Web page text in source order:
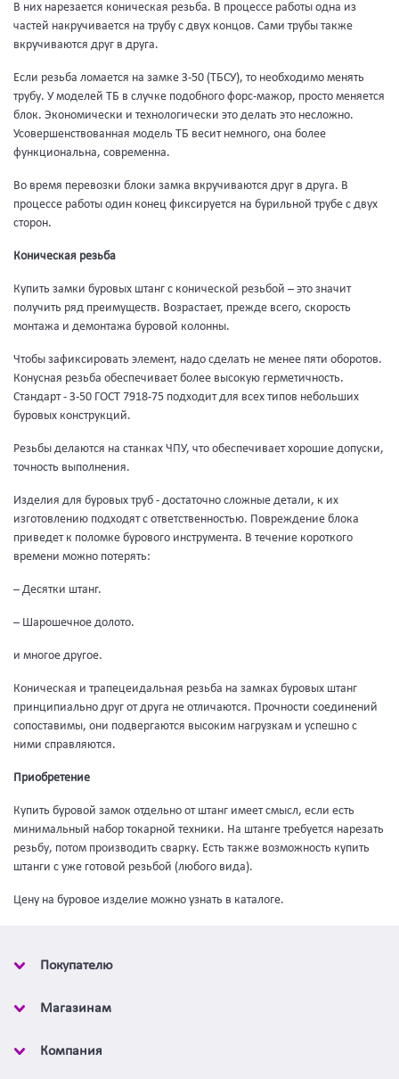
В них нарезается коническая резьба. В процессе работы одна из
частей накручивается на трубу с двух концов. Сами трубы также
вкручиваются друг в друга.
Если резьба ломается на замке З-50 (ТБСУ), то необходимо менять
трубу. У моделей ТБ в случке подобного форс-мажор, просто меняется
блок. Экономически и технологически это делать это несложно.
Усовершенствованная модель ТБ весит немного, она более
функциональна, современна.
Во время перевозки блоки замка вкручиваются друг в друга. В
процессе работы один конец фиксируется на бурильной трубе с двух
сторон.
Коническая резьба
Купить замки буровых штанг с конической резьбой – это значит
получить ряд преимуществ. Возрастает, прежде всего, скорость
монтажа и демонтажа буровой колонны.
Чтобы зафиксировать элемент, надо сделать не менее пяти оборотов.
Конусная резьба обеспечивает более высокую герметичность.
Стандарт - З-50 ГОСТ 7918-75 подходит для всех типов небольших
буровых конструкций.
Резьбы делаются на станках ЧПУ, что обеспечивает хорошие допуски,
точность выполнения.
Изделия для буровых труб - достаточно сложные детали, к их
изготовлению подходят с ответственностью. Повреждение блока
приведет к поломке бурового инструмента. В течение короткого
времени можно потерять:
– Десятки штанг.
– Шарошечное долото.
и многое другое.
Коническая и трапецеидальная резьба на замках буровых штанг
принципиально друг от друга не отличаются. Прочности соединений
сопоставимы, они подвергаются высоким нагрузкам и успешно с
ними справляются.
Приобретение
Купить буровой замок отдельно от штанг имеет смысл, если есть
минимальный набор токарной техники. На штанге требуется нарезать
резьбу, потом производить сварку. Есть также возможность купить
штанги с уже готовой резьбой (любого вида).
Цену на буровое изделие можно узнать в каталоге.
Покупателю
Магазинам
Компания